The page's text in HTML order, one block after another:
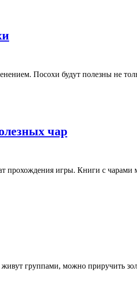
Посохи будут полезны не
чар
игры. Книги с чарами
группами, можно приручить